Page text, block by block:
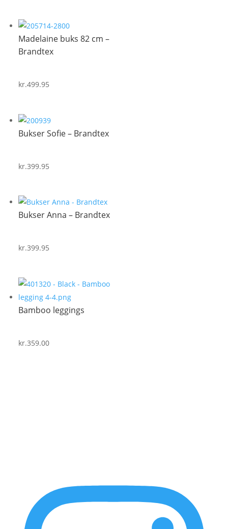
Madelaine buks 82 cm –
Brandtex
kr.499.95
Bukser Sofie – Brandtex
kr.399.95
Bukser Anna – Brandtex
kr.399.95
Bamboo leggings
kr.359.00